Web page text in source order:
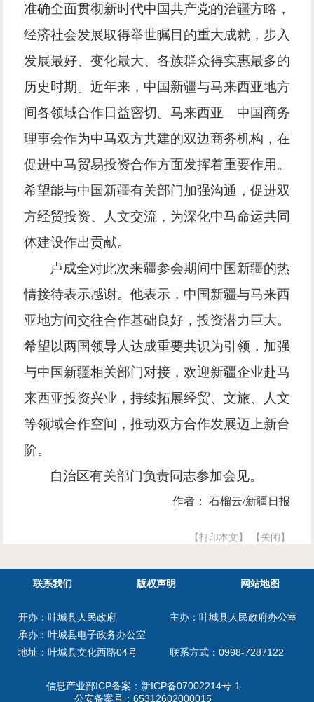
准确全面贯彻新时代中国共产党的治疆方略，
经济社会发展取得举世瞩目的重大成就，步入
发展最好、变化最大、各族群众得实惠最多的
历史时期。近年来，中国新疆与马来西亚地方
间各领域合作日益密切。马来西亚—中国商务
理事会作为中马双方共建的双边商务机构，在
促进中马贸易投资合作方面发挥着重要作用。
希望能与中国新疆有关部门加强沟通，促进双
方经贸投资、人文交流，为深化中马命运共同
体建设作出贡献。
卢成全对此次来疆参会期间中国新疆的热
情接待表示感谢。他表示，中国新疆与马来西
亚地方间交往合作基础良好，投资潜力巨大。
希望以两国领导人达成重要共识为引领，加强
与中国新疆相关部门对接，欢迎新疆企业赴马
来西亚投资兴业，持续拓展经贸、文旅、人文
等领域合作空间，推动双方合作发展迈上新台
阶。
自治区有关部门负责同志参加会见。
作者： 石榴云/新疆日报
【打印本文】 【关闭】
联系我们 版权声明 网站地图
开办：叶城县人民政府
承办：叶城县电子政务办公室
地址：叶城县文化西路04号
主办：叶城县人民政府办公室
联系方式：0998-7287122
信息产业部ICP备案： 新ICP备07002214号-1
公安备案号： 65312602000015